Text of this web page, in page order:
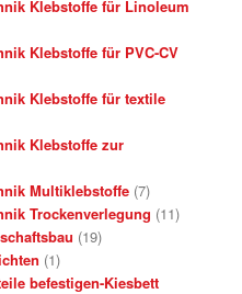
Klebstoffe für Linoleum
Klebstoffe für PVC-CV
Klebstoffe für textile
Klebstoffe zur
Multiklebstoffe (7)
Trockenverlegung (11)
(19)
(1)
befestigen-Kiesbett